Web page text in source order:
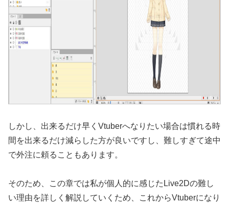
しかし、出来るだけ早くVtuberへなりたい場合は慣れる時
間を出来るだけ減らした方が良いですし、難しすぎて途中
で外注に頼ることもあります。
そのため、この章では私が個人的に感じたLive2Dの難し
い理由を詳しく解説していくため、これからVtuberになり